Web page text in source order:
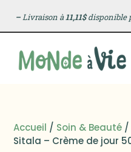
–Livraison à11,11$disponible
Accueil / Soin & Beauté /
Sitala – Crème de jour